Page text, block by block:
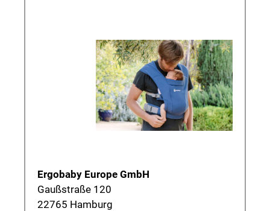
Ergobaby Europe GmbH
Gaußstraße 120
22765 Hamburg